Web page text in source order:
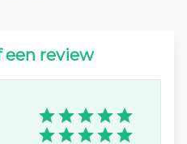
een review